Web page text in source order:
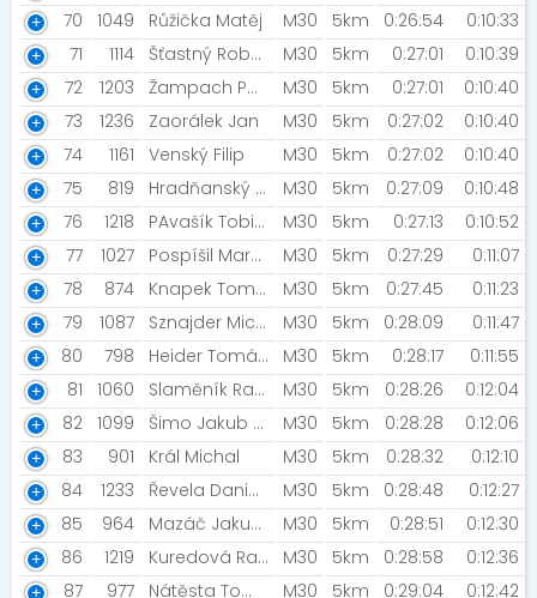
70
1049 Růžička Matěj M30 5km 0:26:54
0:10:33
71
1114 Šťastný Robert M30 5km 0:27:01
0:10:39
72
1203 Žampach Patrik M30 5km 0:27:01
0:10:40
73
1236 Zaorálek Jan M30 5km 0:27:02
0:10:40
74
1161 Venský Filip M30 5km 0:27:02
0:10:40
75
819 Hradňanský Michael M30 5km 0:27:09
0:10:48
76
1218 PAvašík Tobias M30 5km 0:27:13
0:10:52
77
1027 Pospíšil Marek M30 5km 0:27:29
0:11:07
78
874 Knapek Tomáš [Světlušky ] M30 5km 0:27:45
0:11:23
79
1087 Sznajder Michal M30 5km 0:28:09
0:11:47
80
798 Heider Tomáš [Crossfight] M30 5km 0:28:17
0:11:55
81
1060 Slaměník Radek M30 5km 0:28:26
0:12:04
82 1099 Šimo Jakub [Nutrend ] M30 5km 0:28:28
0:12:06
83
901 Král Michal M30 5km 0:28:32
0:12:10
84
1233 Řevela Daniel [SKB Přerov] M30 5km 0:28:48
0:12:27
85
964 Mazáč Jakub [NN Night Run Team] M30 5km 0:28:51
0:12:30
86
1219 Kuredová Ragina [LR] M30 5km 0:28:58
0:12:36
87
977 Nátěsta Tomáš M30 5km 0:29:04
0:12:42